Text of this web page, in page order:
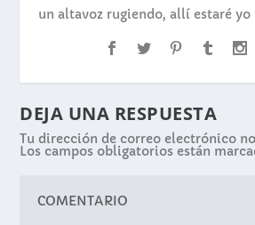
un altavoz rugiendo, allí estaré
DEJA UNA RESPUESTA
Tu dirección de correo electrónico
Los campos obligatorios están